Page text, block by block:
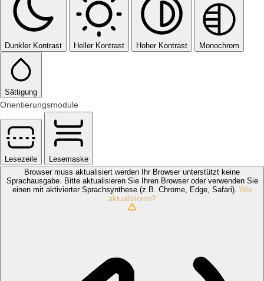
Dunkler Kontrast Heller Kontrast Hoher Kontrast Monochrom
Sättigung
Orientierungsmodule
Lesezeile
Lesemaske
Browser muss aktualisiert werden
Ihr Browser unterstützt keine
Sprachausgabe. Bitte aktualisieren Sie Ihren Browser oder verwenden Sie
einen mit aktivierter Sprachsynthese (z.B. Chrome, Edge, Safari). Wie
aktualisieren?